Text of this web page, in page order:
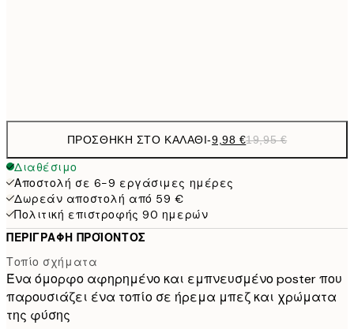
ΠΡΟΣΘΉΚΗ ΣΤΟ ΚΑΛΆΘΙ-9,98 €19,95 €
Διαθέσιμο
Αποστολή σε 6-9 εργάσιμες ημέρες
Δωρεάν αποστολή από 59 €
Πολιτική επιστροφής 90 ημερών
ΠΕΡΙΓΡΑΦΉ ΠΡΟΪΌΝΤΟΣ
Τοπίο σχήματα
Ένα όμορφο αφηρημένο και εμπνευσμένο poster που
παρουσιάζει ένα τοπίο σε ήρεμα μπεζ και χρώματα
της φύσης